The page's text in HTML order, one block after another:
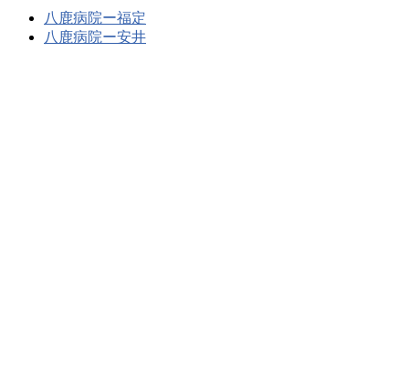
八鹿病院ー福定
八鹿病院ー安井